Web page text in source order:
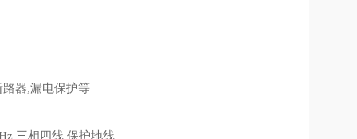
路器,漏电保护等
三相四线 保护地线